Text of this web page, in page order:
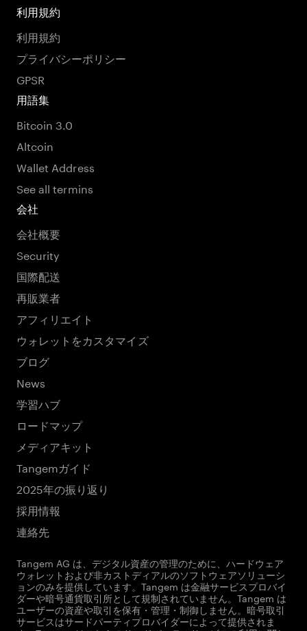
利用規約
利用規約
プライバシーポリシー
GPSR
用語集
Bitcoin 3.0
Altcoin
Wallet Address
See all termins
会社
会社概要
Security
国際配送
再販業者
アフィリエイト
ウォレットをカスタマイズ
ブログ
News
学習ハブ
ロードマップ
メディアキット
Tangemガイド
2025年の振り返り
採用情報
連絡先
Tangem AG は、デジタル資産の管理のために、ハードウェア
ウォレットおよび非カストディアルのソフトウェアソリューシ
ョンのみを提供しています。Tangem は金融サービスプロバイ
ダーや暗号通貨取引所として規制されていません。Tangem は
ユーザーの資産や取引を保有・管理・制御しません。暗号取引
サービスはサードパーティプロバイダーによって提供されま